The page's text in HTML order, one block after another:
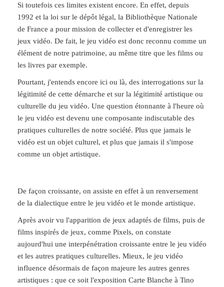
Si toutefois ces limites existent encore. En effet, depuis
1992 et la loi sur le dépôt légal, la Bibliothèque Nationale
de France a pour mission de collecter et d'enregistrer les
jeux vidéo. De fait, le jeu vidéo est donc reconnu comme un
élément de notre patrimoine, au même titre que les films ou
les livres par exemple.
Pourtant, j'entends encore ici ou là, des interrogations sur la
légitimité de cette démarche et sur la légitimité artistique ou
culturelle du jeu vidéo. Une question étonnante à l'heure où
le jeu vidéo est devenu une composante indiscutable des
pratiques culturelles de notre société. Plus que jamais le
vidéo est un objet culturel, et plus que jamais il s'impose
comme un objet artistique.
De façon croissante, on assiste en effet à un renversement
de la dialectique entre le jeu vidéo et le monde artistique.
Après avoir vu l'apparition de jeux adaptés de films, puis de
films inspirés de jeux, comme Pixels, on constate
aujourd'hui une interpénétration croissante entre le jeu vidéo
et les autres pratiques culturelles. Mieux, le jeu vidéo
influence désormais de façon majeure les autres genres
artistiques : que ce soit l'exposition Carte Blanche à Tino